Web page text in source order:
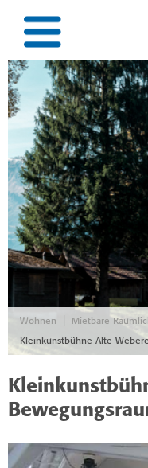
Wohnen Mietbare
Kleinkunstbühne Alte